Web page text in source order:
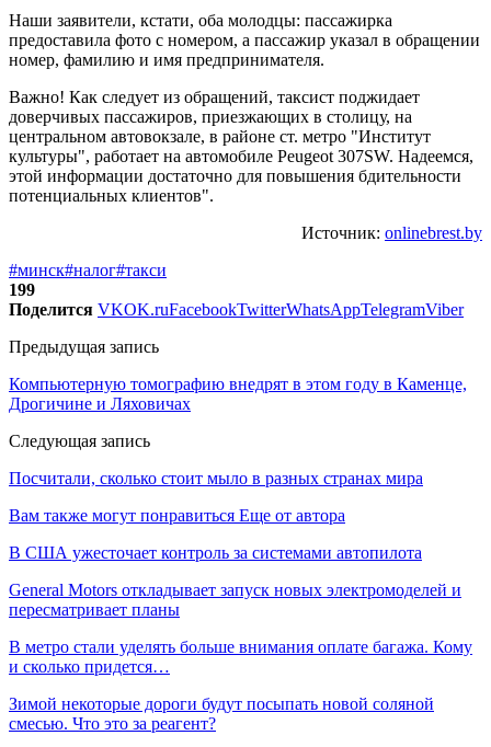
Наши заявители, кстати, оба молодцы: пассажирка
предоставила фото с номером, а пассажир указал в обращении
номер, фамилию и имя предпринимателя.
Важно! Как следует из обращений, таксист поджидает
доверчивых пассажиров, приезжающих в столицу, на
центральном автовокзале, в районе ст. метро "Институт
культуры", работает на автомобиле Peugeot 307SW. Надеемся,
этой информации достаточно для повышения бдительности
потенциальных клиентов".
Источник: onlinebrest.by
#минск#налог#такси
199
Поделится VKOK.ruFacebookTwitterWhatsAppTelegramViber
Предыдущая запись
Компьютерную томографию внедрят в этом году в Каменце,
Дрогичине и Ляховичах
Следующая запись
Посчитали, сколько стоит мыло в разных странах мира
Вам также могут понравиться Еще от автора
В США ужесточает контроль за системами автопилота
General Motors откладывает запуск новых электромоделей и
пересматривает планы
В метро стали уделять больше внимания оплате багажа. Кому
и сколько придется…
Зимой некоторые дороги будут посыпать новой соляной
смесью. Что это за реагент?